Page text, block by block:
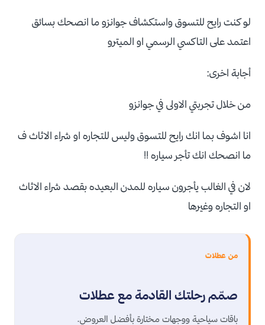
لو كنت رايح للتسوق واستكشاف جوانزو ما انصحك بسائق
اعتمد على التاكسي الرسمي او الميترو
أجابة اخرى:
من خلال تجربتي الاولى في جوانزو
انا اشوف بما انك رايح للتسوق وليس للتجاره او شراء الاثاث ف
ما انصحك انك تأجر سياره !!
لان في الغالب يأجرون سياره للمدن البعيده بقصد شراء الاثاث
او التجاره وغيرها
من عطلات
صمّم رحلتك القادمة مع عطلات
باقات سياحية ووجهات مختارة بأفضل العروض.